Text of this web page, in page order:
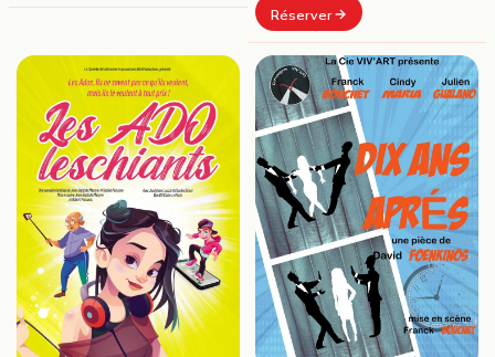
Réserver